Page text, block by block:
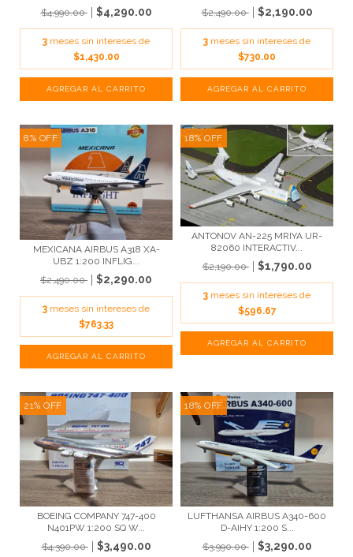
$4,990.00
$4,290.00
3 meses sin intereses de
$1,430.00
$2,490.00
$2,190.00
3 meses sin intereses de
$730.00
8% OFF
MEXICANA AIRBUS A318 XA-
UBZ 1:200 INFLIG...
$2,490.00
$2,290.00
3 meses sin intereses de
$763.33
18% OFF
ANTONOV AN-225 MRIYA UR-
82060 INTERACTIV...
$2,190.00
$1,790.00
3 meses sin intereses de
$596.67
21% OFF
BOEING COMPANY 747-400
N401PW 1:200 SQ W...
$4,390.00
$3,490.00
18% OFF
LUFTHANSA AIRBUS A340-600
D-AIHY 1:200 S...
$3,990.00
$3,290.00